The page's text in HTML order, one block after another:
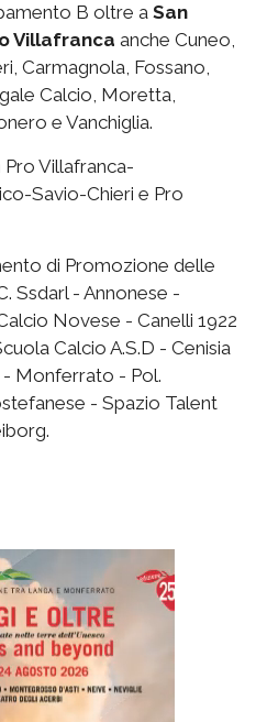
B oltre a San
Villafranca anche Cuneo,
Carmagnola, Fossano,
Calcio, Moretta,
e Vanchiglia.
Villafranca-
Savio-Chieri e Pro
di Promozione delle
Ssdarl - Annonese -
Novese - Canelli 1922
Calcio A.S.D - Cenisia
- Monferrato - Pol.
- Spazio Talent